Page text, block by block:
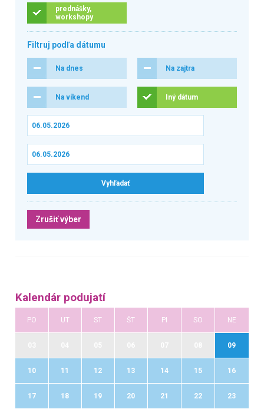
prednášky,
workshopy
Filtruj podľa dátumu
Na dnes Na zajtra
Na víkend Iný dátum
Zrušiť výber
Kalendár podujatí
PO UT ST ŠT PI SO NE
09
10 11 12 13 14 15 16
17 18 19 20 21 22 23